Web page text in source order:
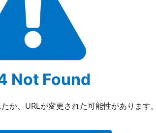
Not Found
か、URLが変更された可能性があります。